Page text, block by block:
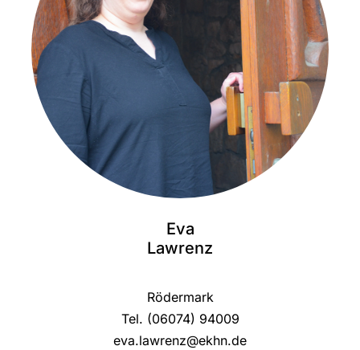
Eva
Lawrenz
Rödermark
Tel. (06074) 94009
eva.lawrenz@ekhn.de